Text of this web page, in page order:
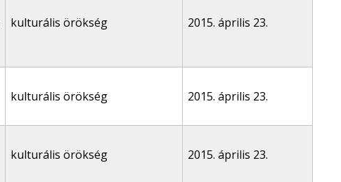
kulturális örökség 2015. április 23.
kulturális örökség 2015. április 23.
kulturális örökség 2015. április 23.